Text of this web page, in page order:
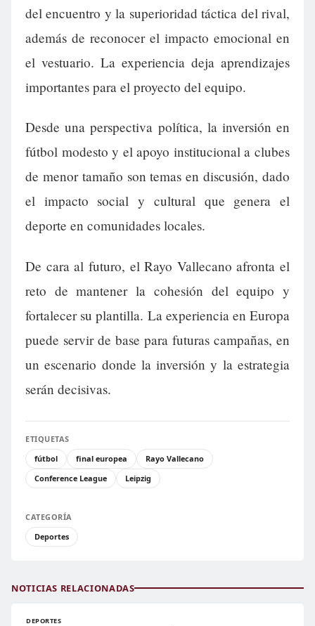
del encuentro y la superioridad táctica del rival,
además de reconocer el impacto emocional en
el vestuario. La experiencia deja aprendizajes
importantes para el proyecto del equipo.
Desde una perspectiva política, la inversión en
fútbol modesto y el apoyo institucional a clubes
de menor tamaño son temas en discusión, dado
el impacto social y cultural que genera el
deporte en comunidades locales.
De cara al futuro, el Rayo Vallecano afronta el
reto de mantener la cohesión del equipo y
fortalecer su plantilla. La experiencia en Europa
puede servir de base para futuras campañas, en
un escenario donde la inversión y la estrategia
serán decisivas.
ETIQUETAS
fútbol
final europea
Rayo Vallecano
Conference League
Leipzig
CATEGORÍA
Deportes
NOTICIAS RELACIONADAS
DEPORTES